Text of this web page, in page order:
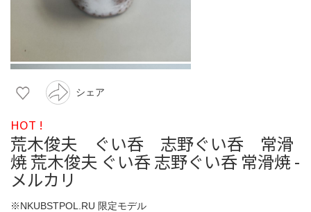
シェア
HOT !
荒木俊夫 ぐい呑 志野ぐい呑 常滑
焼 荒木俊夫 ぐい呑 志野ぐい呑 常滑焼 -
メルカリ
※NKUBSTPOL.RU 限定モデル